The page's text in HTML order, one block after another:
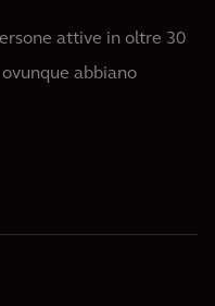
attive in oltre 30
abbiano